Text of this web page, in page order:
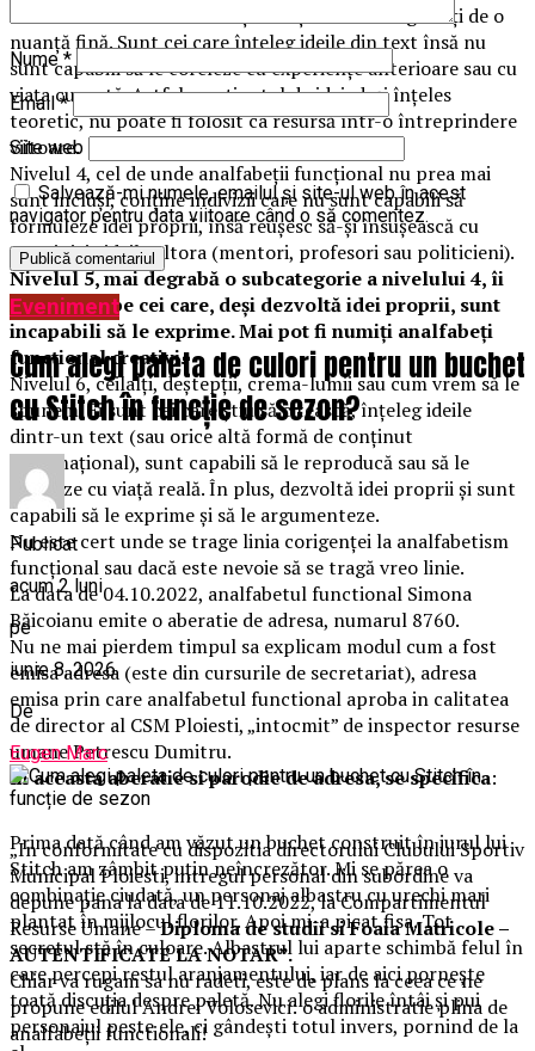
Nivelul 3 sunt tot analfabeți funcțional dar deghizați de o
nuanță fină. Sunt cei care înțeleg ideile din text însă nu
sunt capabili să le coreleze cu experiențe anterioare sau cu
viața curentă. Astfel, conținutul de idei, deși înțeles
teoretic, nu poate fi folosit ca resursă într-o întreprindere
viitoare.
Nivelul 4, cel de unde analfabeții funcțional nu prea mai
sunt incluși, conține indivizii care nu sunt capabili să
formuleze idei proprii, însă reușesc să-și însușească cu
temeinicie ideile altora (mentori, profesori sau politicieni).
Nivelul 5, mai degrabă o subcategorie a nivelului 4, îi
reprezintă pe cei care, deși dezvoltă idei proprii, sunt
incapabili să le exprime. Mai pot fi numiți analfabeți
funcțional creativi.
Nivelul 6, ceilalți, deștepții, crema-lumii sau cum vrem să le
spunem. Ei sunt cei care știu să citească, înțeleg ideile
dintr-un text (sau orice altă formă de conținut
informațional), sunt capabili să le reproducă sau să le
coreleze cu viață reală. În plus, dezvoltă idei proprii și sunt
capabili să le exprime și să le argumenteze.
Nu este cert unde se trage linia corigenței la analfabetism
funcțional sau dacă este nevoie să se tragă vreo linie.
La data de 04.10.2022, analfabetul functional Simona
Băicoianu emite o aberatie de adresa, numarul 8760.
Nu ne mai pierdem timpul sa explicam modul cum a fost
emisa adresa (este din cursurile de secretariat), adresa
emisa prin care analfabetul functional aproba in calitatea
de director al CSM Ploiesti, „intocmit” de inspector resurse
umane Petrescu Dumitru.
In aceasta aberatie si parodie de adresa, se specifica:
„In conformitate cu dispozitia directorului Clubului Sportiv
Municipal Ploiesti, intregul personal din subordine va
depune pana la data de 11.10.2022, la Compartimentul
Resurse Umane –Diploma de studii si Foaia Matricole –
AUTENTIFICATE LA NOTAR”.
Chiar va rugam sa nu radeti, este de plans la ceea ce ne
propune edilul Andrei Volosevici: o administratie plina de
analfabeții functionali!
Nume*
Email*
Site web
Salvează-mi numele, emailul și site-ul web în acest
navigator pentru data viitoare când o să comentez.
Eveniment
Cum alegi paleta de culori pentru un buchet
cu Stitch în funcție de sezon?
Publicat
acum 2 luni
pe
iunie 8, 2026
De
Eugen Marc
Prima dată când am văzut un buchet construit în jurul lui
Stitch am zâmbit puțin neîncrezător. Mi se părea o
combinație ciudată, un personaj albastru cu urechi mari
plantat în mijlocul florilor. Apoi mi-a picat fisa. Tot
secretul stă în culoare. Albastrul lui aparte schimbă felul în
care percepi restul aranjamentului, iar de aici pornește
toată discuția despre paletă. Nu alegi florile întâi și pui
personajul peste ele, ci gândești totul invers, pornind de la